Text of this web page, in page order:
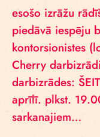
esošo izrāžu
piedāvā iespēju
kontorsionistes
Cherry
darbizrādes:
aprīlī. plkst.
sarkanajiem…